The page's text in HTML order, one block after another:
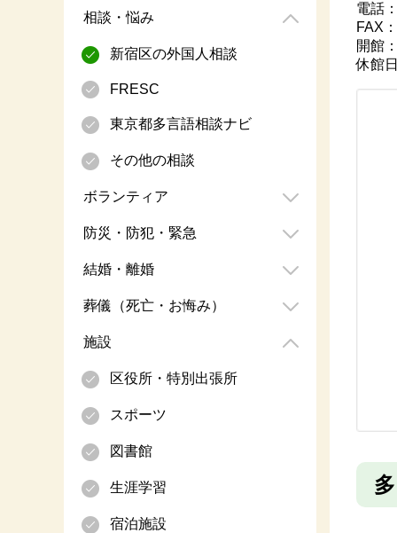
相談・悩み
新宿区の外国人相談
FRESC
東京都多言語相談ナビ
その他の相談
ボランティア
防災・防犯・緊急
結婚・離婚
葬儀（死亡・お悔み）
施設
区役所・特別出張所
スポーツ
図書館
生涯学習
宿泊施設
電話
FAX
開館
休館